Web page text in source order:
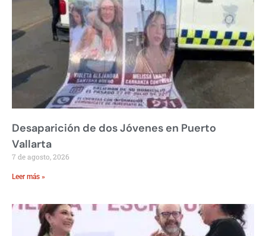
Desaparición de dos Jóvenes en Puerto
Vallarta
7 de agosto, 2026
Leer más »